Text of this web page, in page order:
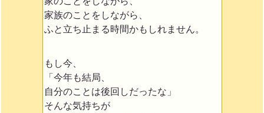
家族のことをしながら、
ふと立ち止まる時間かもしれません。
もし今、
「今年も結局、
自分のことは後回しだったな」
そんな気持ちが